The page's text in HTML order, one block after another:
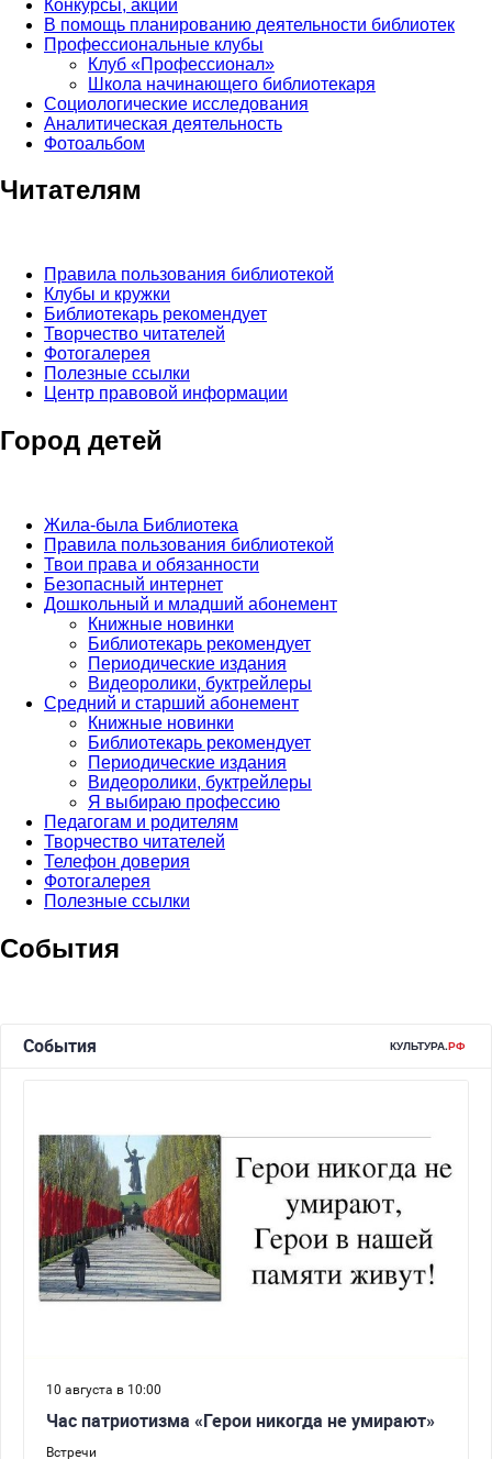
Конкурсы, акции
В помощь планированию деятельности библиотек
Профессиональные клубы
Клуб «Профессионал»
Школа начинающего библиотекаря
Социологические исследования
Аналитическая деятельность
Фотоальбом
Читателям
Правила пользования библиотекой
Клубы и кружки
Библиотекарь рекомендует
Творчество читателей
Фотогалерея
Полезные ссылки
Центр правовой информации
Город детей
Жила-была Библиотека
Правила пользования библиотекой
Твои права и обязанности
Безопасный интернет
Дошкольный и младший абонемент
Книжные новинки
Библиотекарь рекомендует
Периодические издания
Видеоролики, буктрейлеры
Средний и старший абонемент
Книжные новинки
Библиотекарь рекомендует
Периодические издания
Видеоролики, буктрейлеры
Я выбираю профессию
Педагогам и родителям
Творчество читателей
Телефон доверия
Фотогалерея
Полезные ссылки
События